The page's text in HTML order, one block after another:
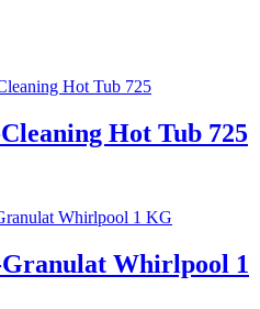
Hot Tub 725
Whirlpool 1